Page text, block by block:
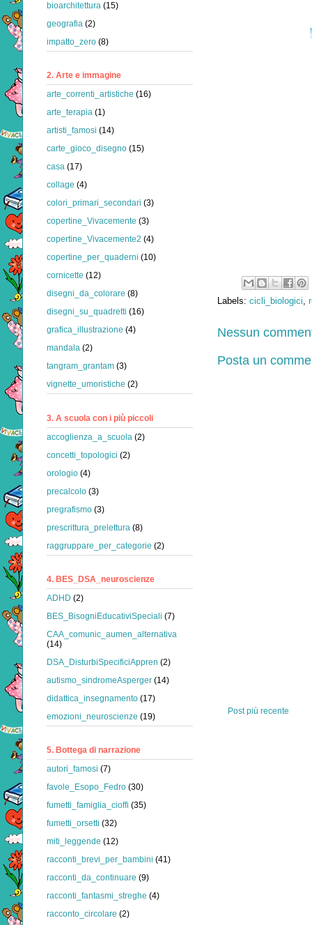
Labels: cicli_biologici
Nessun
Posta un
Post più recente
bioarchitettura (15)
geografia (2)
impatto_zero (8)
2. Arte e immagine
arte_correnti_artistiche (16)
arte_terapia (1)
artisti_famosi (14)
carte_gioco_disegno (15)
casa (17)
collage (4)
colori_primari_secondari (3)
copertine_Vivacemente (3)
copertine_Vivacemente2 (4)
copertine_per_quaderni (10)
cornicette (12)
disegni_da_colorare (8)
disegni_su_quadretti (16)
grafica_illustrazione (4)
mandala (2)
tangram_grantam (3)
vignette_umoristiche (2)
3. A scuola con i più piccoli
accoglienza_a_scuola (2)
concetti_topologici (2)
orologio (4)
precalcolo (3)
pregrafismo (3)
prescrittura_prelettura (8)
raggruppare_per_categorie (2)
4. BES_DSA_neuroscienze
ADHD (2)
BES_BisogniEducativiSpeciali (7)
CAA_comunic_aumen_alternativa
(14)
DSA_DisturbiSpecificiAppren (2)
autismo_sindromeAsperger (14)
didattica_insegnamento (17)
emozioni_neuroscienze (19)
5. Bottega di narrazione
autori_famosi (7)
favole_Esopo_Fedro (30)
fumetti_famiglia_cioffi (35)
fumetti_orsetti (32)
miti_leggende (12)
racconti_brevi_per_bambini (41)
racconti_da_continuare (9)
racconti_fantasmi_streghe (4)
racconto_circolare (2)